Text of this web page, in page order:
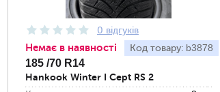
0 відгуків
Код товару: b3878
Немає в наявності
185 /70 R14
Hankook Winter I Cept RS 2